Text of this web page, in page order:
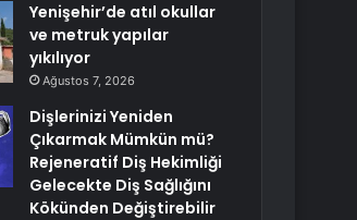
Yenişehir’de atıl okullar
ve metruk yapılar
yıkılıyor
Ağustos 7, 2026
Dişlerinizi Yeniden
Çıkarmak Mümkün mü?
Rejeneratif Diş Hekimliği
Gelecekte Diş Sağlığını
Kökünden Değiştirebilir